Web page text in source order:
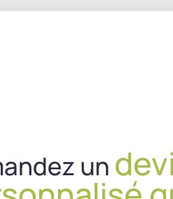
un